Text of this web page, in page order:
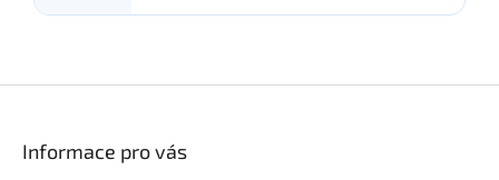
Informace pro vás